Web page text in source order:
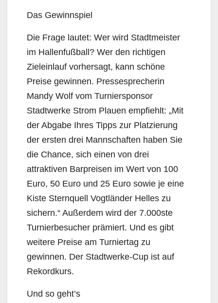
Das Gewinnspiel
Die Frage lautet: Wer wird Stadtmeister
im Hallenfußball? Wer den richtigen
Zieleinlauf vorhersagt, kann schöne
Preise gewinnen. Pressesprecherin
Mandy Wolf vom Turniersponsor
Stadtwerke Strom Plauen empfiehlt: „Mit
der Abgabe Ihres Tipps zur Platzierung
der ersten drei Mannschaften haben Sie
die Chance, sich einen von drei
attraktiven Barpreisen im Wert von 100
Euro, 50 Euro und 25 Euro sowie je eine
Kiste Sternquell Vogtländer Helles zu
sichern.“ Außerdem wird der 7.000ste
Turnierbesucher prämiert. Und es gibt
weitere Preise am Turniertag zu
gewinnen. Der Stadtwerke-Cup ist auf
Rekordkurs.
Und so geht’s